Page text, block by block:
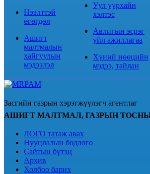
Нээлттэй
өгөгдөл
Ашигт
малтмалын
хайгуулын
мэдээлэл
Уул уурхайн
хэлтэс
Авлигын эсрэг
үйл ажиллагаа
Хүний нөөцийн
мэдээ, тайлан
Засгийн газрын хэрэгжүүлэгч агентлаг
АШИГТ МАЛТМАЛ, ГАЗРЫН ТОСНЫ
ЛОГО татаж авах
Нууцлалын бодлого
Сайтын бүтэц
Архив
Холбоо барих